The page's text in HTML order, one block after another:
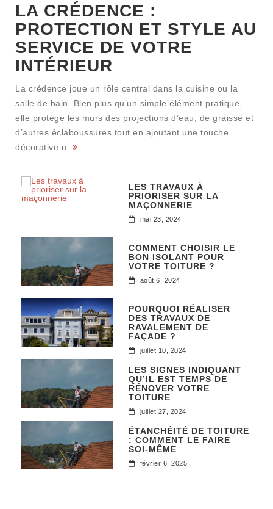
LA CRÉDENCE :
PROTECTION ET STYLE AU
SERVICE DE VOTRE
INTÉRIEUR
La crédence joue un rôle central dans la cuisine ou la
salle de bain. Bien plus qu’un simple élément pratique,
elle protège les murs des projections d’eau, de graisse et
d’autres éclaboussures tout en ajoutant une touche
décorative u
LES TRAVAUX À
PRIORISER SUR LA
MAÇONNERIE
mai 23, 2024
COMMENT CHOISIR LE
BON ISOLANT POUR
VOTRE TOITURE ?
août 6, 2024
POURQUOI RÉALISER
DES TRAVAUX DE
RAVALEMENT DE
FAÇADE ?
juillet 10, 2024
LES SIGNES INDIQUANT
QU’IL EST TEMPS DE
RÉNOVER VOTRE
TOITURE
juillet 27, 2024
ÉTANCHÉITÉ DE TOITURE
: COMMENT LE FAIRE
SOI-MÊME
février 6, 2025